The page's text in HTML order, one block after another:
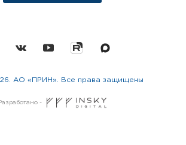
Разработано -
АО «ПРИН». Все права защищены